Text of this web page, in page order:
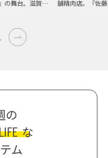
の舞台。滋賀県
舗精肉店。『佐
の
な
ム